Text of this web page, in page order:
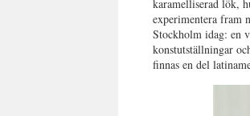
karamelliserad lök,
experimentera fram
Stockholm idag: en
konstutställningar
finnas en del